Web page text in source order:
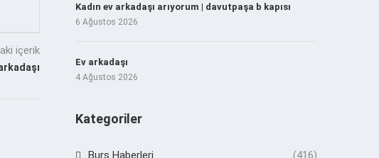
içerik
Kadın ev arkadaşı arıyorum | davutpaşa b kapısı
6 Ağustos 2026
Ev arkadaşı
4 Ağustos 2026
Kategoriler
Burs Haberleri (416)